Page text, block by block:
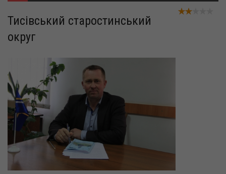
Тисівський старостинський
округ